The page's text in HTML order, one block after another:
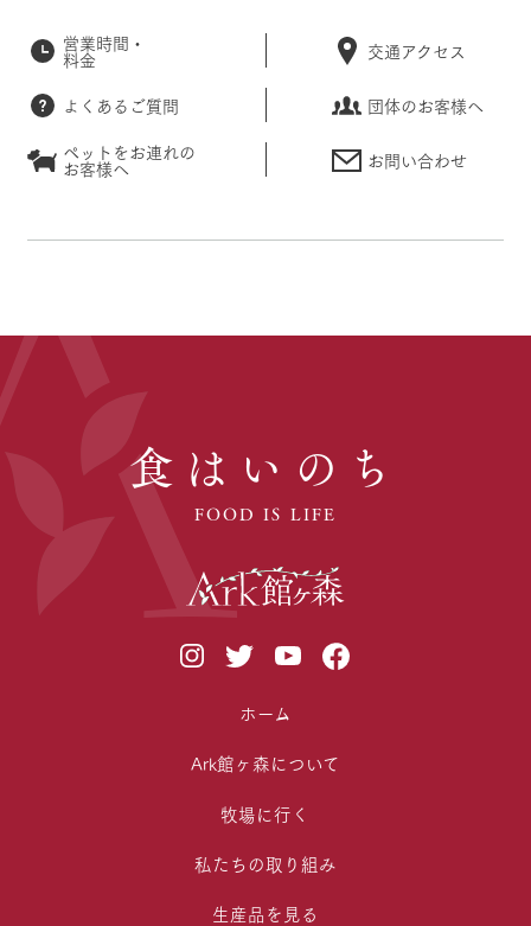
営業時間・
料金 交通アクセス
よくあるご質問
団体のお客様へ
ペットをお連れの
お客様へ お問い合わせ
食はいのち
FOOD IS LIFE
ホーム
Ark館ヶ森について
牧場に行く
私たちの取り組み
生産品を見る